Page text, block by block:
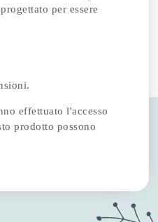
per essere
effettuato l'accesso
prodotto possono